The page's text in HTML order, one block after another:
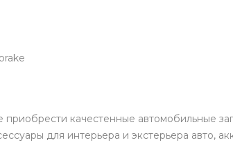
качестенные автомобильные
для интерьера и экстерьера авто,